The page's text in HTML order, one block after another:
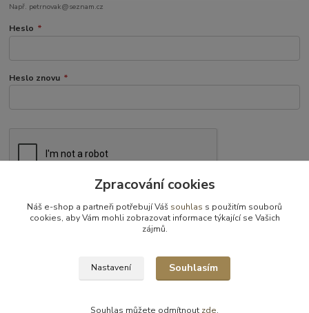
Např. petrnovak@seznam.cz
Heslo *
Heslo znovu *
Souhlasím se zpracováním osobních údajůpro účely registrace.
Zpracování cookies
Náš e-shop a partneři potřebují Váš souhlas s použitím souborů
cookies, aby Vám mohli zobrazovat informace týkající se Vašich
zájmů.
Nastavení Souhlasím
Souhlas můžete odmítnout zde.